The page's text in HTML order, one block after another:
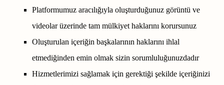
Platformumuz aracılığıyla oluşturduğunuz görüntü ve
videolar üzerinde tam mülkiyet haklarını korursunuz
Oluşturulan içeriğin başkalarının haklarını ihlal
etmediğinden emin olmak sizin sorumluluğunuzdadır
Hizmetlerimizi sağlamak için gerektiği şekilde içeriğinizi